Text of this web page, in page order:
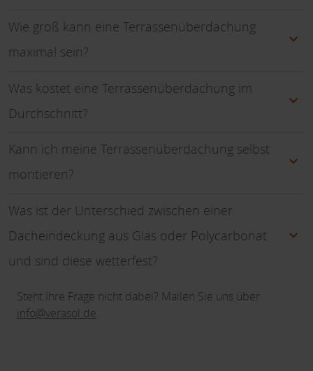
Wie groß kann eine Terrassenüberdachung
maximal sein?
Was kostet eine Terrassenüberdachung im
Durchschnitt?
Kann ich meine Terrassenüberdachung selbst
montieren?
Was ist der Unterschied zwischen einer
Dacheindeckung aus Glas oder Polycarbonat
und sind diese wetterfest?
Steht Ihre Frage nicht dabei? Mailen Sie uns über
info@verasol.de